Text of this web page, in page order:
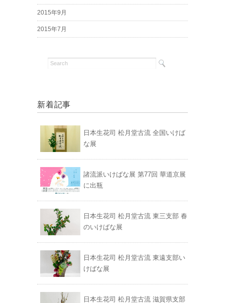
2015年9月
2015年7月
新着記事
日本生花司 松月堂古流 全国いけば
な展
諸流派いけばな展 第77回 華道京展
に出瓶
日本生花司 松月堂古流 東三支部 春
のいけばな展
日本生花司 松月堂古流 東遠支部い
けばな展
日本生花司 松月堂古流 滋賀県支部